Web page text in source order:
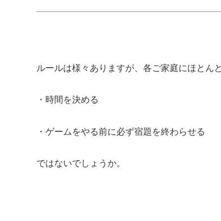
ルールは様々ありますが、各ご家庭にほとん
・時間を決める
・ゲームをやる前に必ず宿題を終わらせる
ではないでしょうか。